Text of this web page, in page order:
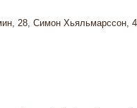
28, Симон Хьяльмарссон,